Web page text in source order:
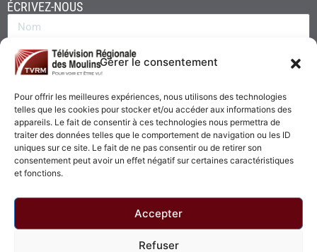
Gérer le consentement
Pour offrir les meilleures expériences, nous utilisons des technologies
telles que les cookies pour stocker et/ou accéder aux informations des
appareils. Le fait de consentir à ces technologies nous permettra de
traiter des données telles que le comportement de navigation ou les ID
uniques sur ce site. Le fait de ne pas consentir ou de retirer son
consentement peut avoir un effet négatif sur certaines caractéristiques
et fonctions.
Accepter
Refuser
ÉCRIVEZ-NOUS